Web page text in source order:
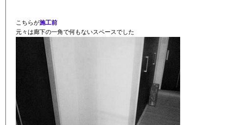
こちらが施工前
元々は廊下の一角で何もないスペースでした